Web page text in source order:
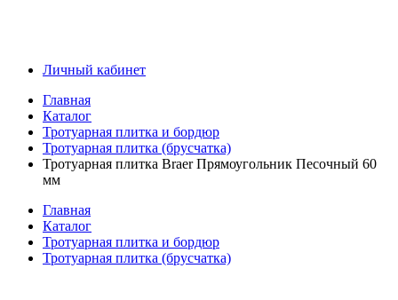
Личный кабинет
Главная
Каталог
Тротуарная плитка и бордюр
Тротуарная плитка (брусчатка)
Тротуарная плитка Braer Прямоугольник Песочный 60
мм
Главная
Каталог
Тротуарная плитка и бордюр
Тротуарная плитка (брусчатка)